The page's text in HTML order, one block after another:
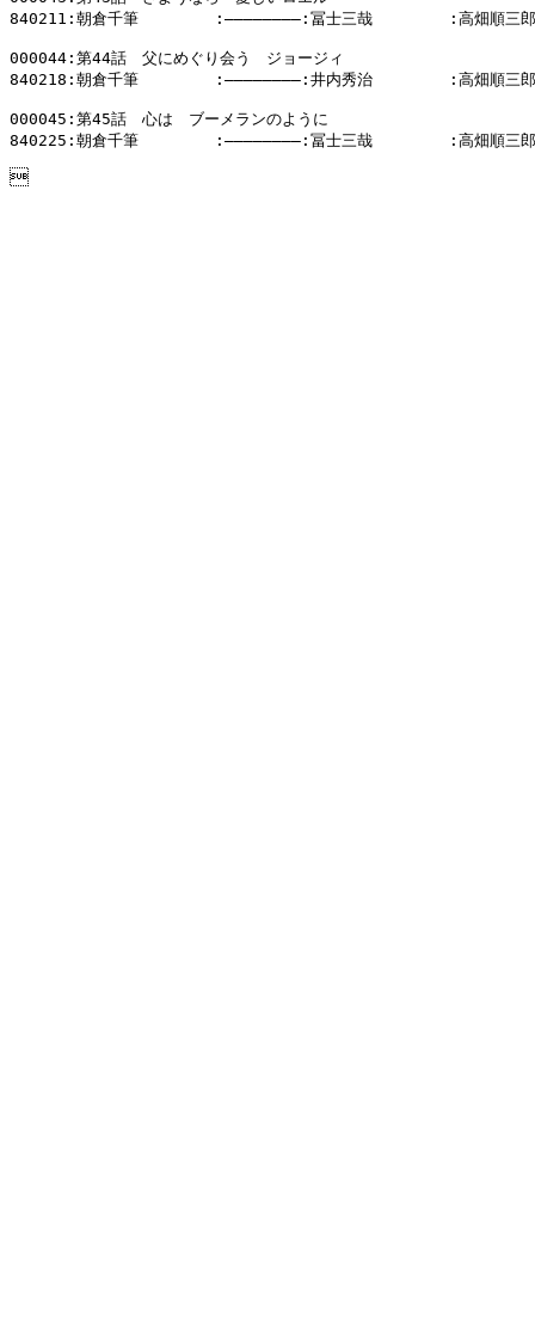
840211:朝倉千筆        :――――――――:冨士三哉        :高畑順三郎
000044:第44話　父にめぐり会う　ジョージィ
840218:朝倉千筆        :――――――――:井内秀治        :高畑順三郎
000045:第45話　心は　ブーメランのように
